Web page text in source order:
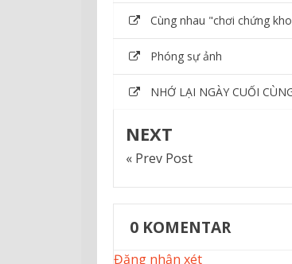
Cùng nhau "chơi chứng
Phóng sự ảnh
NHỚ LẠI NGÀY CUỐI
NEXT
« Prev Post
0 KOMENTAR
Đăng nhận xét